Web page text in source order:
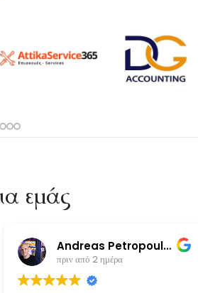
εμάς
Andreas Petropoulos
πριν από 2 ημέρα